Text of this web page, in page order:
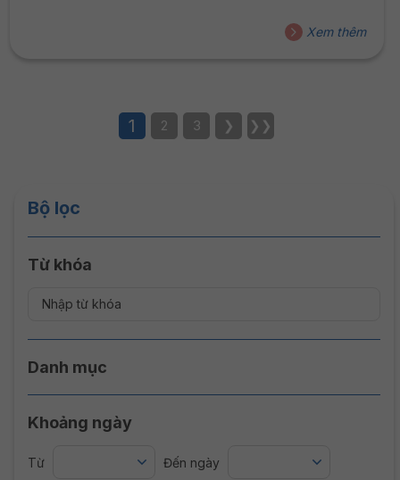
2026 — Giải Thưởng Do Sinh Viên Quyết Định Điều làm
nên giá trị của Whatuni Student Choice Awards nằm ở tính
Xem thêm
1 2 3 ❯ ❯❯
Bộ lọc
Từ khóa
Danh mục
Khoảng ngày
Từ Đến ngày